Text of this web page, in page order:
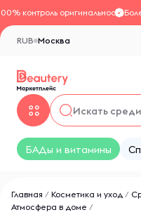
контроль оригинальности
Москва
RUB
БАДы и витамины
Главная / Косметика и уход /
Атмосфера в доме /